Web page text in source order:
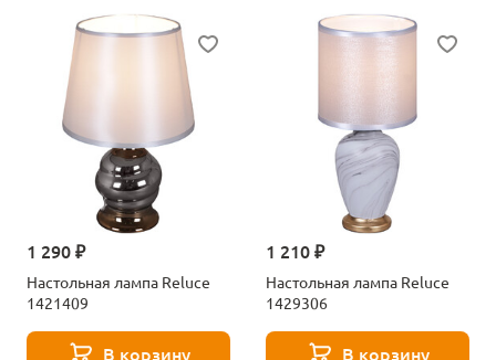
1 290 ₽
Настольная лампа Reluce
1421409
В корзину
1 210 ₽
Настольная лампа Reluce
1429306
В корзину